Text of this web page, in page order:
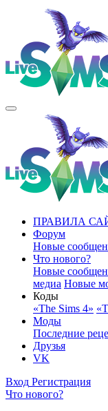
ПРАВИЛА
Форум
Новые
Что нового?
Новые
медиа Новые
Коды
«The Sims 4»
Моды
Последние
Друзья
VK
Вход Регистрация
Что нового?